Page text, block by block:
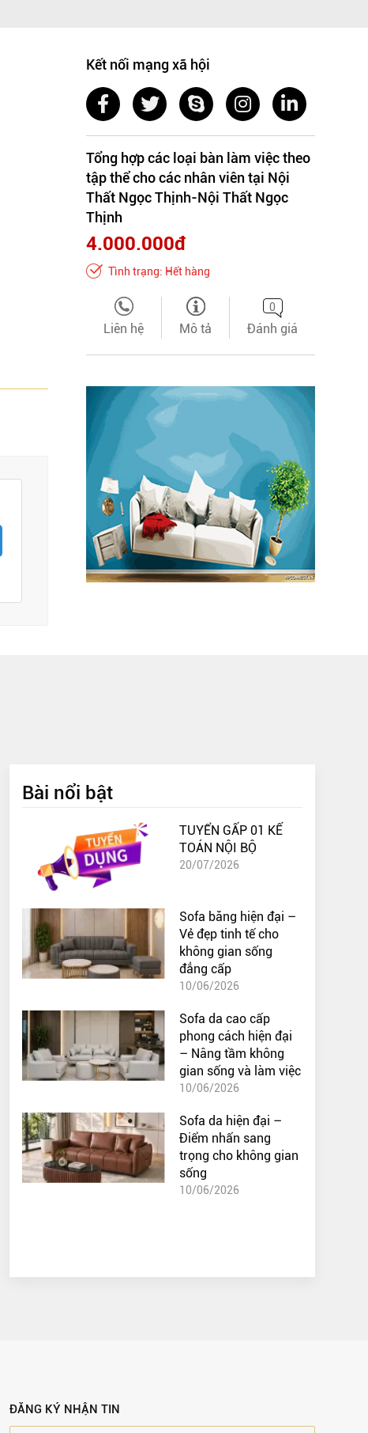
Kết nối mạng xã hội
Tổng hợp các loại bàn làm việc theo
tập thể cho các nhân viên tại Nội
Thất Ngọc Thịnh-Nội Thất Ngọc
Thịnh
4.000.000đ
Tình trạng: Hết hàng
Liên hệ Mô tả
0
Đánh giá
Bài nổi bật
TUYỂN GẤP 01 KẾ
TOÁN NỘI BỘ
20/07/2026
Sofa băng hiện đại –
Vẻ đẹp tinh tế cho
không gian sống
đẳng cấp
10/06/2026
Sofa da cao cấp
phong cách hiện đại
– Nâng tầm không
gian sống và làm việc
10/06/2026
Sofa da hiện đại –
Điểm nhấn sang
trọng cho không gian
sống
10/06/2026
ĐĂNG KÝ NHẬN TIN